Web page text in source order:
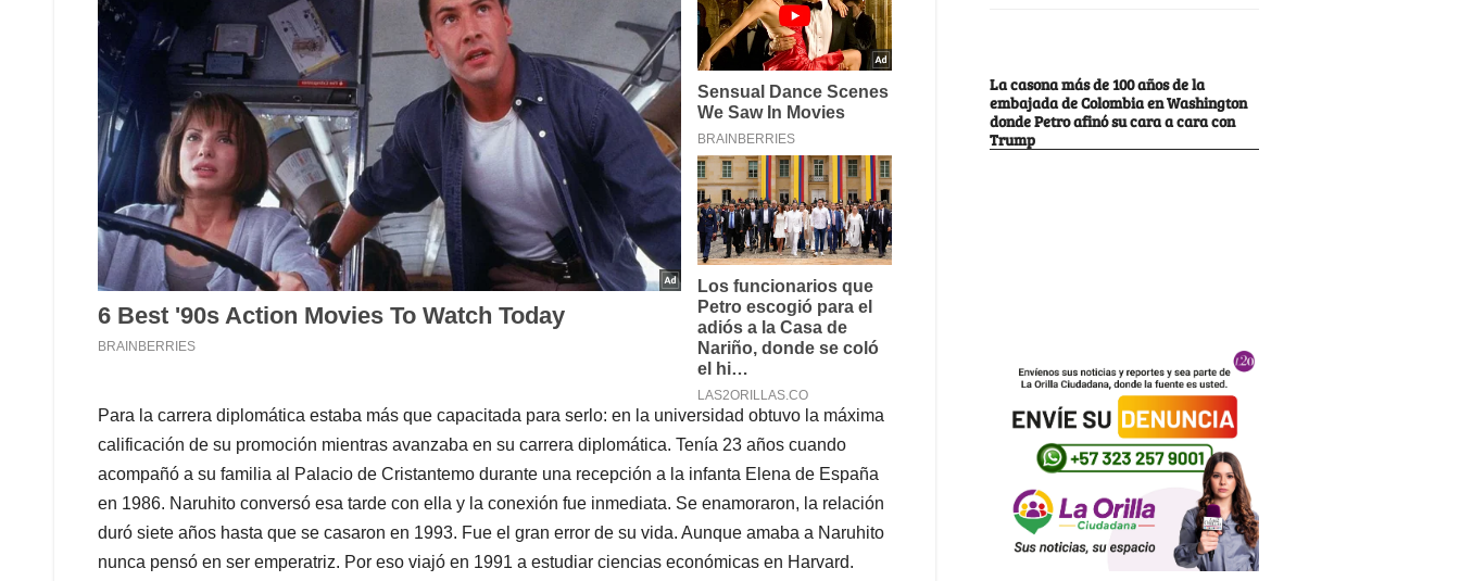
Para la carrera diplomática estaba más que capacitada para serlo: en la universidad obtuvo la máxima
calificación de su promoción mientras avanzaba en su carrera diplomática. Tenía 23 años cuando
acompañó a su familia al Palacio de Cristantemo durante una recepción a la infanta Elena de España
en 1986. Naruhito conversó esa tarde con ella y la conexión fue inmediata. Se enamoraron, la relación
duró siete años hasta que se casaron en 1993. Fue el gran error de su vida. Aunque amaba a Naruhito
nunca pensó en ser emperatriz. Por eso viajó en 1991 a estudiar ciencias económicas en Harvard.
La casona más de 100 años de la
embajada de Colombia en Washington
donde Petro afinó su cara a cara con
Trump